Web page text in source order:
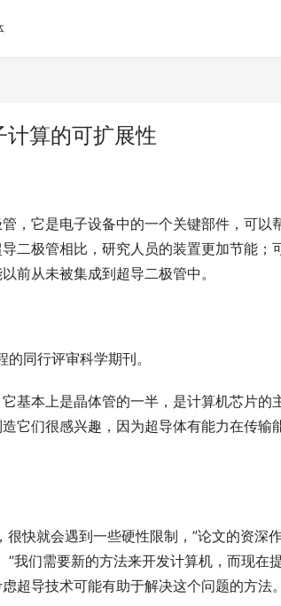
算的可扩展性
，它是电子设备中的一个关键部件，可以
二极管相比，研究人员的装置更加节能；
前从未被集成到超导二极管中。
同行评审科学期刊。
基本上是晶体管的一半，是计算机芯片的
它们很感兴趣，因为超导体有能力在传输
快就会遇到一些硬性限制，”论文的资深
我们需要新的方法来开发计算机，而现在
超导技术可能有助于解决这个问题的方法